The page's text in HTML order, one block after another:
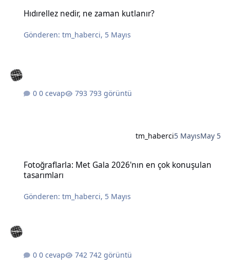
Hıdırellez nedir, ne zaman kutlanır?
Gönderen:tm_haberci, 5 Mayıs
0 cevap 793 görüntü
tm_haberci5 MayısMay 5
Fotoğraflarla: Met Gala 2026'nın en çok konuşulan
tasarımları
Gönderen:tm_haberci, 5 Mayıs
0 cevap 742 görüntü